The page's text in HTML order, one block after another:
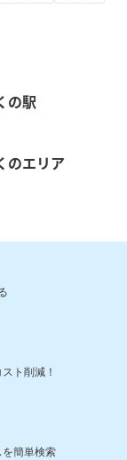
の駅
のエリア
ト削減！
簡単検索